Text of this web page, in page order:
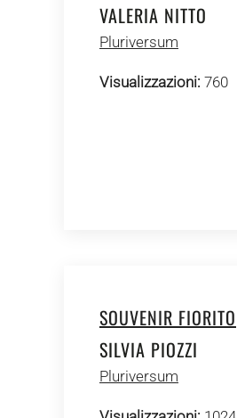
VALERIA NITTO
Pluriversum
Visualizzazioni: 760
SOUVENIR FIORITO
SILVIA PIOZZI
Pluriversum